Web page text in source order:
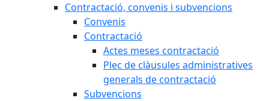
Contractació, convenis i subvencions
Convenis
Contractació
Actes meses contractació
Plec de clàusules administratives
generals de contractació
Subvencions